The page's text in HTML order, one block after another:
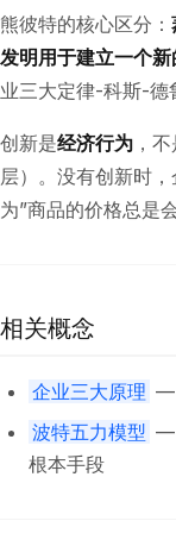
熊彼特的核心区分：
发明用于建立一个新
业三大定律-科斯-德
创新是经济行为 ，
层）。没有创新时
为”商品的价格总是
相关概念
企业三大原理 —
波特五力模型 —
根本手段